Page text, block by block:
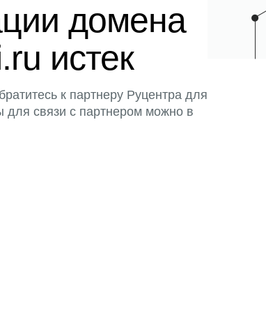
домена
истек
к партнеру Руцентра для
для связи с партнером можно в